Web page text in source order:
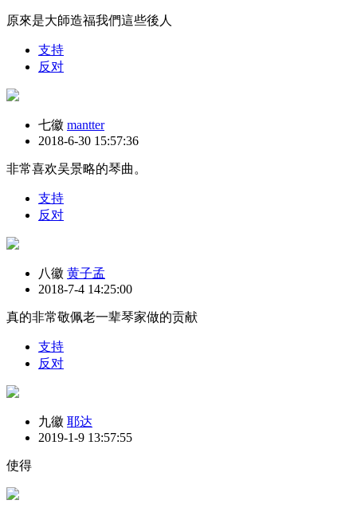
原來是大師造福我們這些後人
支持
反对
七徽 mantter
2018-6-30 15:57:36
非常喜欢吴景略的琴曲。
支持
反对
八徽 黄子孟
2018-7-4 14:25:00
真的非常敬佩老一辈琴家做的贡献
支持
反对
九徽 耶达
2019-1-9 13:57:55
使得